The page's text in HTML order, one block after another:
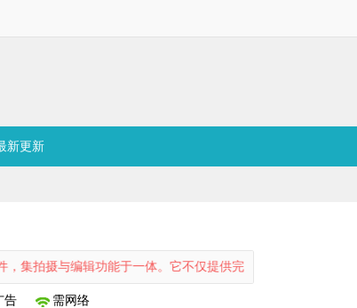
新更新
编辑功能于一体。它不仅提供完善的拍摄功能，还支持自由
告
需网络